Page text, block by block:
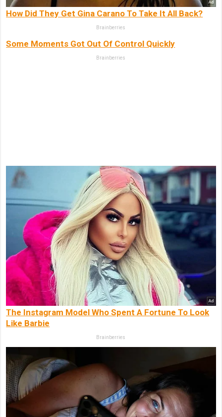
How Did They Get Gina Carano To Take It All Back?
Brainberries
Some Moments Got Out Of Control Quickly
Brainberries
The Instagram Model Who Spent A Fortune To Look
Like Barbie
Brainberries